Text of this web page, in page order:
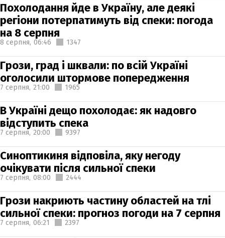
Похолодання йде в Україну, але деякі
регіони потерпатимуть від спеки: погода
на 8 серпня
8 серпня, 06:46 1347
Грози, град і шквали: по всій Україні
оголосили штормове попередження
7 серпня, 21:00 1965
В Україні дещо похолодає: як надовго
відступить спека
7 серпня, 20:00 9397
Синоптикиня відповіла, яку негоду
очікувати після сильної спеки
7 серпня, 08:00 2444
Грози накриють частину областей на тлі
сильної спеки: прогноз погоди на 7 серпня
7 серпня, 06:21 2397